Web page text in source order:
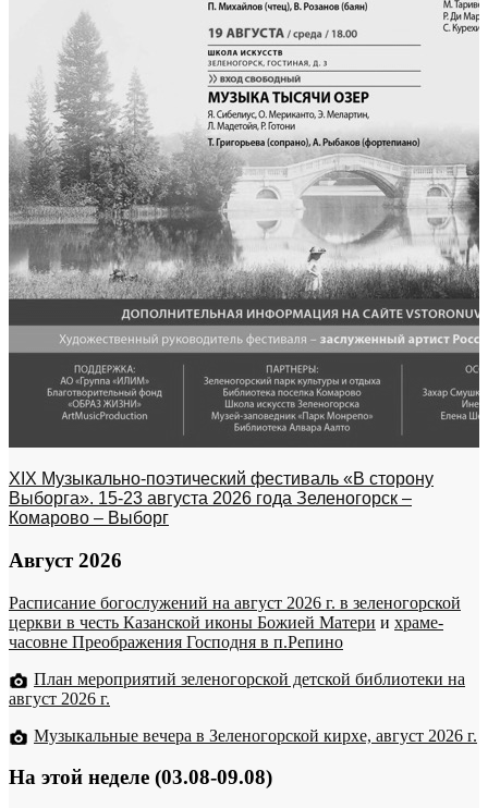
XIX Музыкально-поэтический фестиваль «В сторону
Выборга». 15-23 августа 2026 года Зеленогорск –
Комарово – Выборг
Август 2026
Расписание богослужений на август 2026 г. в зеленогорской
церкви в честь Казанской иконы Божией Матери и храме-
часовне Преображения Господня в п.Репино
План мероприятий зеленогорской детской библиотеки на
август 2026 г.
Музыкальные вечера в Зеленогорской кирхе, август 2026 г.
На этой неделе (03.08-09.08)